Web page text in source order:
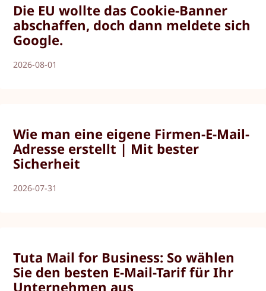
Die EU wollte das Cookie-Banner
abschaffen, doch dann meldete sich
Google.
2026-08-01
Wie man eine eigene Firmen-E-Mail-
Adresse erstellt | Mit bester
Sicherheit
2026-07-31
Tuta Mail for Business: So wählen
Sie den besten E-Mail-Tarif für Ihr
Unternehmen aus